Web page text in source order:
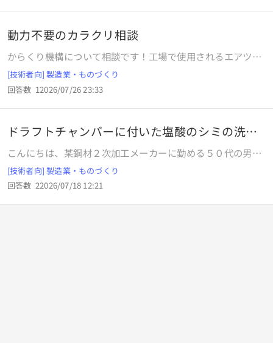
動力不要のカラクリ相談
からくり機構について相談です！工場で使用されるエアツー
ルを順番に出すからくりを考えています。バランサーで吊ら
れたエアツールを引っ張って使用し、使い終わると次のツー
ルがタレットのように目の前に出てくる仕組みです。エアー
ツールは3つを想定しています。 アイデアとしては、円柱状
らせ、バネの力で保持して上下するとリード溝を駆け上がり
120度回るというものです。この動きは一応成立しますが、
エアツールの引っ張れる距離が限定されてしまい、作業性が
悪くなります。 エアツールに下降制限がなく、使用して離す
だけで動作する仕組みを実現する方法はないでしょうか？動
[技術者向] 製造業・ものづくり
回答数 12026/07/26 23:33
ドラフトチャンバーに付いた塩酸のシミの洗浄
について
こんにちは、某鋼材２次加工メーカーに勤める５０代の男で
す 仕事で、塩酸を使用して鋼を腐食する事が多いのですが、
その際出たヒューム でドラフトチャンバーの内壁に黄色いシ
ミが出来ています 洗剤で擦り洗いをすればある程度は取れる
のですが、完全に綺麗にはなりません このシミを取る洗剤
[技術者向] 製造業・ものづくり
回答数 22026/07/18 12:21